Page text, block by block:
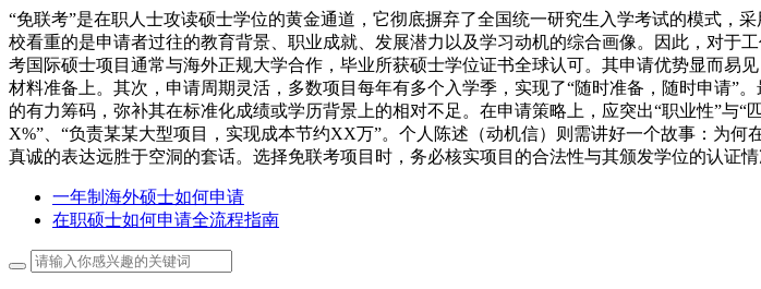
“免联考”是在职人士攻读硕士学位的黄金通道，它彻底摒弃了全国统一研究生入学考试的模式，
校看重的是申请者过往的教育背景、职业成就、发展潜力以及学习动机的综合画像。因此，对
考国际硕士项目通常与海外正规大学合作，毕业所获硕士学位证书全球认可。其申请优势显而
材料准备上。其次，申请周期灵活，多数项目每年有多个入学季，实现了“随时准备，随时申请
的有力筹码，弥补其在标准化成绩或学历背景上的相对不足。在申请策略上，应突出“职业性”与
X%”、“负责某某大型项目，实现成本节约XX万”。个人陈述（动机信）则需讲好一个故事：为
真诚的表达远胜于空洞的套话。选择免联考项目时，务必核实项目的合法性与其颁发学位的认证
一年制海外硕士如何申请
在职硕士如何申请全流程指南